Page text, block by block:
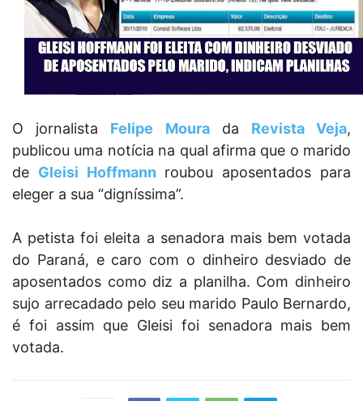
O jornalista Felipe Mourada Revista Veja,
publicou uma notícia na qual afirma que o marido
de Gleisi Hoffmann roubou aposentados para
eleger a sua “digníssima”.
A petista foi eleita a senadora mais bem votada
do Paraná, e caro com o dinheiro desviado de
aposentados como diz a planilha. Com dinheiro
sujo arrecadado pelo seu marido Paulo Bernardo,
é foi assim que Gleisi foi senadora mais bem
votada.